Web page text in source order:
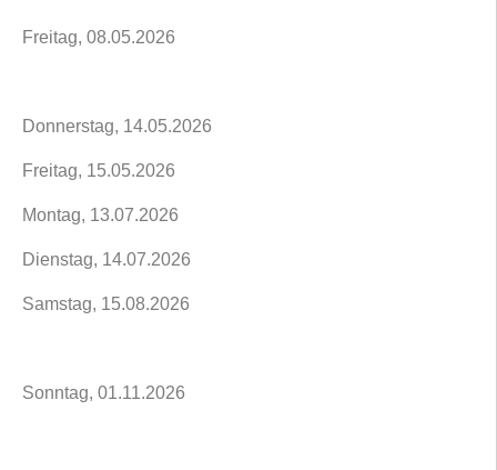
Freitag, 08.05.2026
Donnerstag, 14.05.2026
Freitag, 15.05.2026
Montag, 13.07.2026
Dienstag, 14.07.2026
Samstag, 15.08.2026
Sonntag, 01.11.2026